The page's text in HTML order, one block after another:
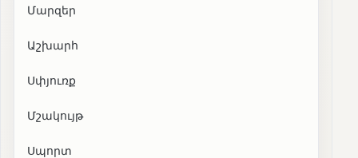
Մարզեր
Աշխարհ
Սփյուռք
Մշակույթ
Սպորտ